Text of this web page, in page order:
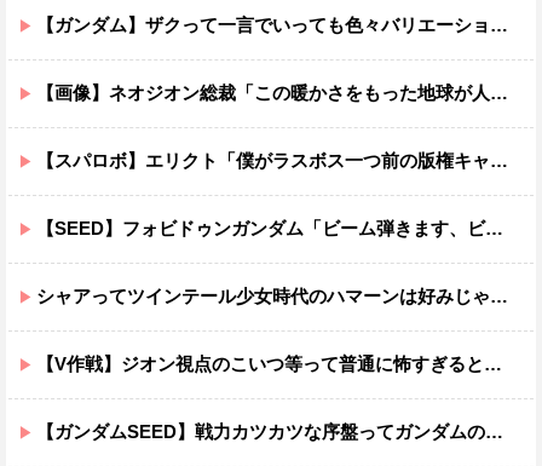
【ガンダム】ザクって一言でいっても色々バリエーションがあるよね
【画像】ネオジオン総裁「この暖かさをもった地球が人間さえ破壊するんだ（汗だく）」
【スパロボ】エリクト「僕がラスボス一つ前の版権キャラ最後の敵ってちょっと荷が重すぎない？」
【SEED】フォビドゥンガンダム「ビーム弾きます、ビーム曲げられます、空飛びます」←二世代目でこれ出来るのおかしいだろ
シャアってツインテール少女時代のハマーンは好みじゃなかったの？
【V作戦】ジオン視点のこいつ等って普通に怖すぎると思う…
【ガンダムSEED】戦力カツカツな序盤ってガンダムの中だと割と珍しい気がする